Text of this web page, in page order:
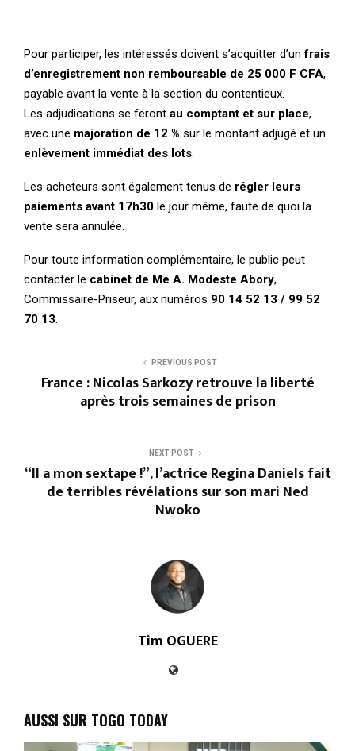
Pour participer, les intéressés doivent s’acquitter d’unfrais
d’enregistrement non remboursable de 25 000 F CFA,
payable avant la vente à la section du contentieux.
Les adjudications se feront au comptant et sur place,
avec une majoration de 12 % sur le montant adjugé et un
enlèvement immédiat des lots
Les acheteurs sont également tenus de régler leurs
paiements avant 17h30 le jour même, faute de quoi la
vente sera annulée.
Pour toute information complémentaire, le public peut
contacter le cabinet de Me A. Modeste Abory,
Commissaire-Priseur, aux numéros 90 14 52 13 / 99 52
70 13
PREVIOUS POST
France : Nicolas Sarkozy retrouve la liberté
après trois semaines de prison
NEXT POST
“Il a mon sextape !”, l’actrice Regina Daniels fait
de terribles révélations sur son mari Ned
Nwoko
Tim OGUERE
AUSSI SUR TOGO TODAY